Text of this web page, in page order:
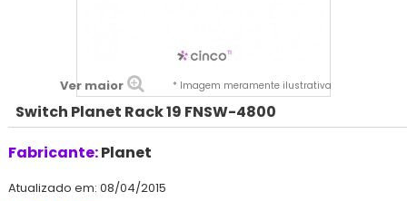
Ver maior * Imagem meramente ilustrativa
Switch Planet Rack 19 FNSW-4800
Fabricante:Planet
Atualizado em: 08/04/2015